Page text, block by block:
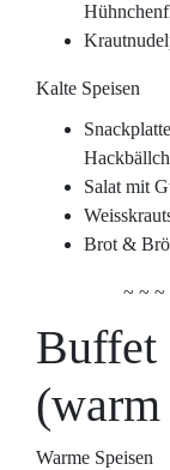
Kalte Speisen
Salat mit
Brot &
~ ~ ~
Buffet
Warme Speisen